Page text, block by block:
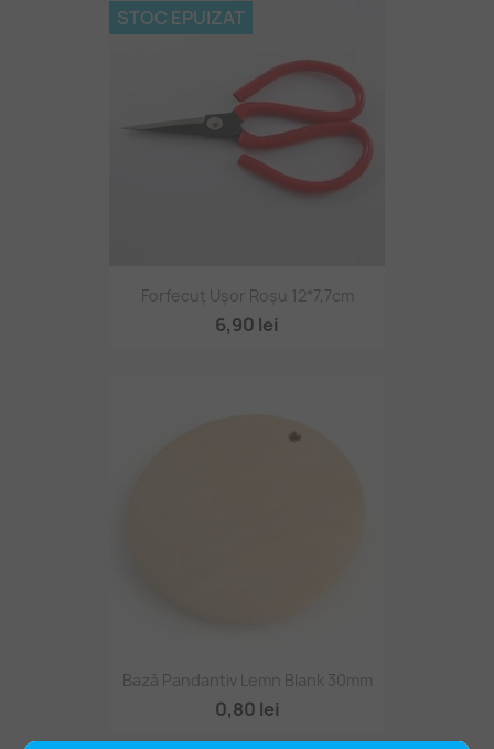
Forfecuț Ușor Roșu 12*7,7cm
6,90 lei
STOC EPUIZAT
Bază Pandantiv Lemn Blank 30mm
0,80 lei